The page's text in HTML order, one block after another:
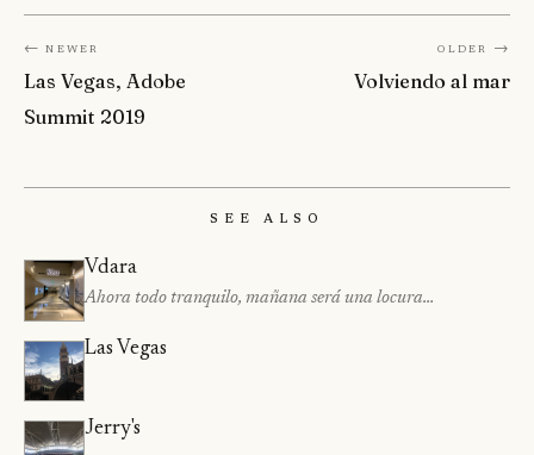
← Newer
Las Vegas, Adobe
Summit 2019
Older →
Volviendo al mar
See Also
Vdara
Ahora todo tranquilo, mañana será una locura…
Las Vegas
Jerry's